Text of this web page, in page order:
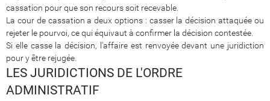
cassation pour que son recours soit recevable.
La cour de cassation a deux options : casser la décision attaquée ou
rejeter le pourvoi, ce qui équivaut à confirmer la décision contestée.
Si elle casse la décision, l'affaire est renvoyée devant une juridiction
pour y être rejugée.
LES JURIDICTIONS DE L'ORDRE
ADMINISTRATIF